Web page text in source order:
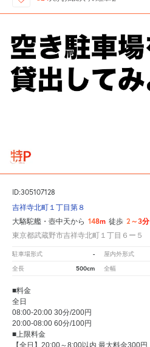
ID:305107128
吉祥寺北町１丁目第８
大駱駝艦・壺中天から 148m 徒歩 2～3分
東京都武蔵野市吉祥寺北町１丁目６ー５
駐車場形式 - 屋内外形式
全長 500cm 全幅
■料金
全日
08:00-20:00 30分/200円
20:00-08:00 60分/100円
■上限料金
【全日】20:00～8:00以内 最大料金300円